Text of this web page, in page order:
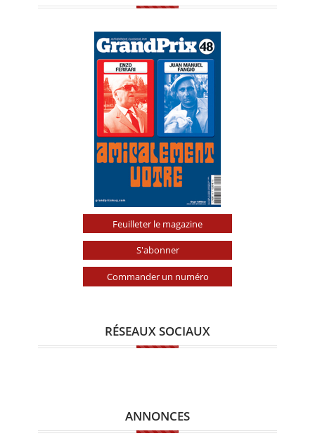
Feuilleter le magazine
S'abonner
Commander un numéro
RÉSEAUX SOCIAUX
ANNONCES